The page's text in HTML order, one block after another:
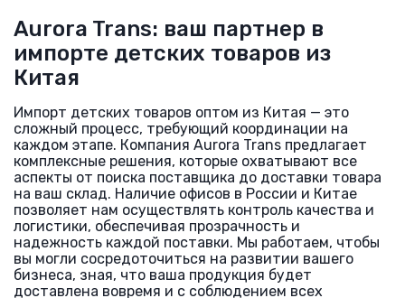
Aurora Trans: ваш партнер в
импорте детских товаров из
Китая
Импорт детских товаров оптом из Китая — это
сложный процесс, требующий координации на
каждом этапе. Компания Aurora Trans предлагает
комплексные решения, которые охватывают все
аспекты от поиска поставщика до доставки товара
на ваш склад. Наличие офисов в России и Китае
позволяет нам осуществлять контроль качества и
логистики, обеспечивая прозрачность и
надежность каждой поставки. Мы работаем, чтобы
вы могли сосредоточиться на развитии вашего
бизнеса, зная, что ваша продукция будет
доставлена вовремя и с соблюдением всех